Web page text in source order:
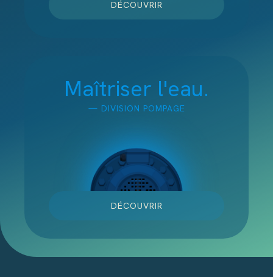
DÉCOUVRIR
Maîtriser l'eau.
— DIVISION POMPAGE
DÉCOUVRIR